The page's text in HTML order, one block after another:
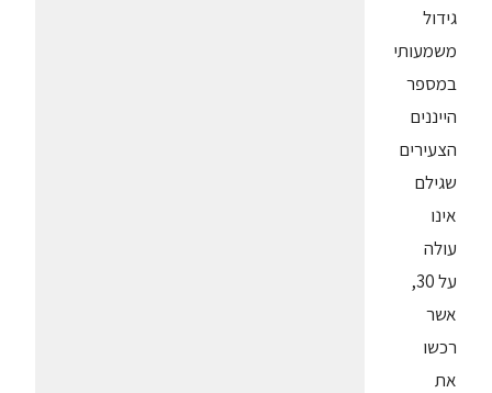
גידול
משמעותי
במספר
הייננים
הצעירים
שגילם
אינו
עולה
על 30,
אשר
רכשו
את